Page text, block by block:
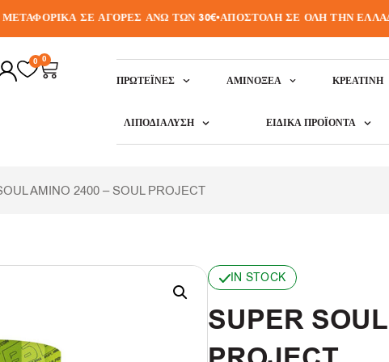
ΣΕ ΑΓΟΡΕΣ ΑΝΩ ΤΩΝ 30€•ΑΠΟΣΤΟΛΗ ΣΕ ΟΛΗ ΤΗΝ ΕΛΛΑΔΑ•
0 0
ΠΡΩΤΕΪ́ΝΕΣ ΑΜΙΝΟΞΈΑ ΚΡΕΑΤΙΝΗ
ΛΙΠΟΔΙΆΛΥΣΗ ΕΙΔΙΚΆ ΠΡΟΪΌΝΤΑ
AMINO 2400 – SOUL PROJECT
IN STOCK
SUPER